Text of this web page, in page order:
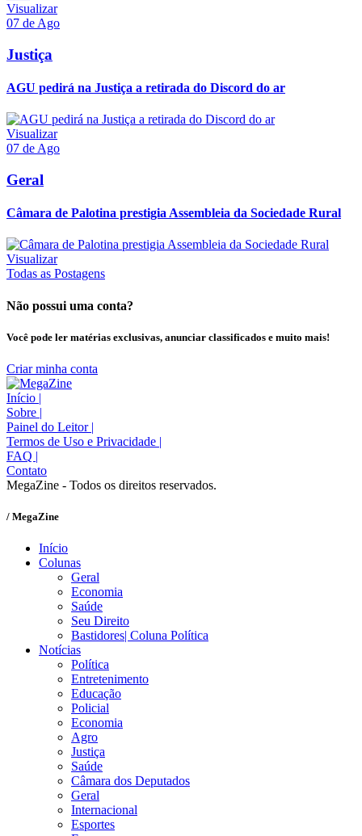
Visualizar
07 de Ago
Justiça
AGU pedirá na Justiça a retirada do Discord do ar
Visualizar
07 de Ago
Geral
Câmara de Palotina prestigia Assembleia da Sociedade Rural
Visualizar
Todas as Postagens
Não possui uma conta?
Você pode ler matérias exclusivas, anunciar classificados e muito mais!
Criar minha conta
Início |
Sobre |
Painel do Leitor |
Termos de Uso e Privacidade |
FAQ |
Contato
MegaZine - Todos os direitos reservados.
/ MegaZine
Início
Colunas
Geral
Economia
Saúde
Seu Direito
Bastidores| Coluna Política
Notícias
Política
Entretenimento
Educação
Policial
Economia
Agro
Justiça
Saúde
Câmara dos Deputados
Geral
Internacional
Esportes